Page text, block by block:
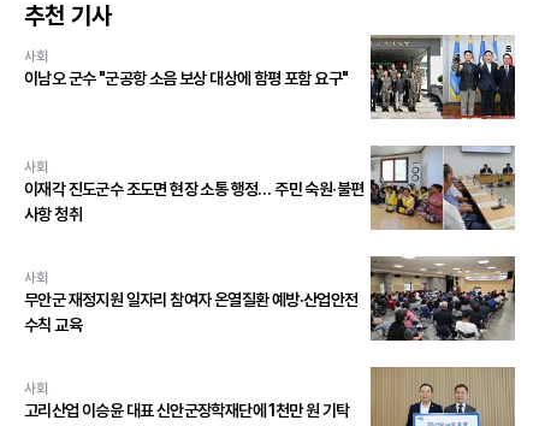
추천 기사
사회
이남오 군수 "군공항 소음 보상 대상에 함평 포함 요구"
사회
이재각 진도군수 조도면 현장 소통 행정… 주민 숙원·불편
사항 청취
사회
무안군 재정지원 일자리 참여자 온열질환 예방·산업안전
수칙 교육
사회
고리산업 이승윤 대표 신안군장학재단에 1천만 원 기탁